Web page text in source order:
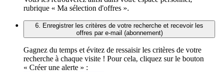
rubrique « Ma sélection d'offres ».
6. Enregistrer les critères de votre recherche et recevoir les
offres par e-mail (abonnement)
Gagnez du temps et évitez de ressaisir les critères de votre
recherche à chaque visite ! Pour cela, cliquez sur le bouton
« Créer une alerte » :